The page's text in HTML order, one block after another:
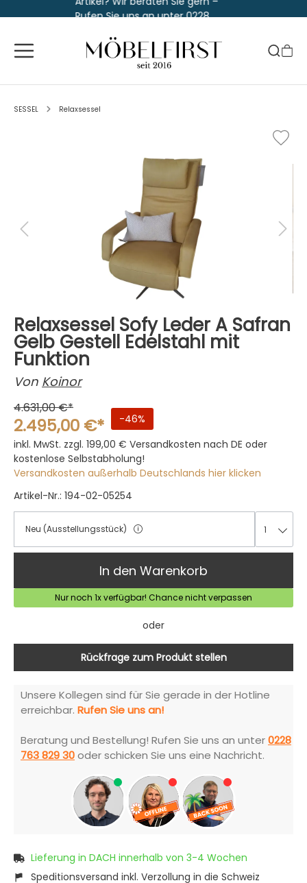
Rufen Sie uns an unter 0228
SESSEL Relaxsessel
Relaxsessel Sofy Leder A Safran
Gelb Gestell Edelstahl mit
Funktion
Von Koinor
4.631,00 €*
2.495,00 €*
-46%
inkl. MwSt. zzgl. 199,00 € Versandkosten nach DE oder
kostenlose Selbstabholung!
Versandkosten außerhalb Deutschlands hier klicken
Artikel-Nr.: 194-02-05254
Neu (Ausstellungsstück) 1
In den Warenkorb
Nur noch 1x verfügbar! Chance nicht verpassen
oder
Rückfrage zum Produkt stellen
Unsere Kollegen sind für Sie gerade in der Hotline
erreichbar. Rufen Sie uns an!
Beratung und Bestellung! Rufen Sie uns an unter0228
763 829 30oder schicken Sie uns eine Nachricht.
Lieferung in DACH innerhalb von 3-4 Wochen
Speditionsversand inkl. Verzollung in die Schweiz